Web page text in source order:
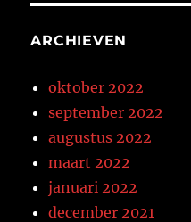
ARCHIEVEN
oktober 2022
september 2022
augustus 2022
maart 2022
januari 2022
december 2021